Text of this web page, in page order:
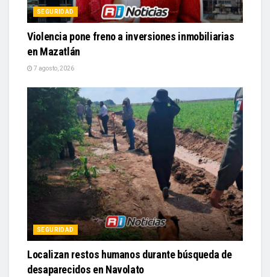
SEGURIDAD
Violencia pone freno a inversiones inmobiliarias
en Mazatlán
7 agosto, 2026
SEGURIDAD
Localizan restos humanos durante búsqueda de
desaparecidos en Navolato